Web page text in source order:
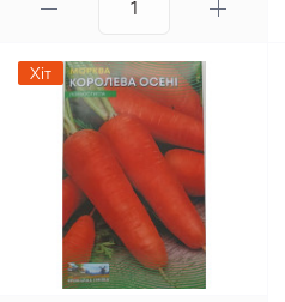
Хіт